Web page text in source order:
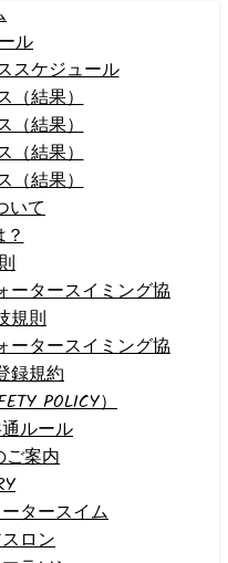
ル
スケジュール
（結果）
（結果）
（結果）
（結果）
いて
？
ータースイミング協
規則
ータースイミング協
録規約
POLICY）
ルール
ご案内
タースイム
ロン